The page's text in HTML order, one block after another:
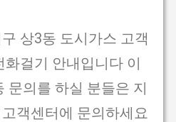
상3동 도시가스 고객
걸기 안내입니다 이
문의를 하실 분들은 지
객센터에 문의하세요